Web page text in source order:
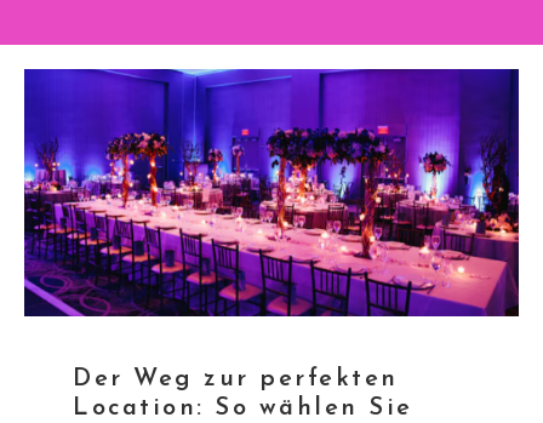
Der Weg zur perfekten
Location: So wählen Sie